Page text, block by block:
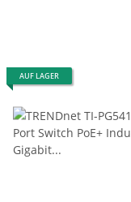
AUF LAGER